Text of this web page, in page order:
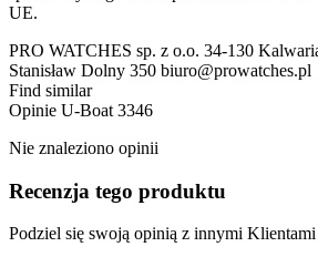
UE.
PRO WATCHES sp. z o.o. 34-130
Stanisław Dolny 350 biuro@prowatches.pl
Find similar
Opinie U-Boat 3346
Nie znaleziono opinii
Recenzja tego produktu
Podziel się swoją opinią z innymi Klientami